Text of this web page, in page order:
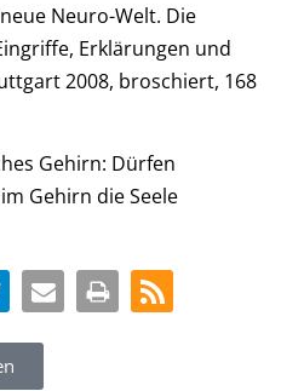
Neuro-Welt. Die
Erklärungen und
2008, broschiert, 168
Gehirn: Dürfen
Gehirn die Seele